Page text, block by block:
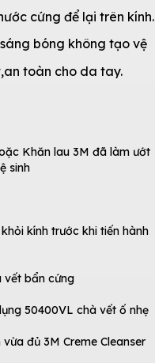
cứng để lại trên kính.
bóng không tạo vệ
toàn cho da tay.
Khăn lau 3M đã làm ướt
sinh
kính trước khi tiến hành
vết bẩn cứng
50400VL chà vết ố nhẹ
đủ 3M Creme Cleanser